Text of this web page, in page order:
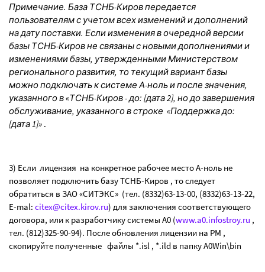
Примечание. База ТСНБ-Киров передается
пользователям с учетом всех изменений и дополнений
на дату поставки. Если изменения в очередной версии
базы ТСНБ-Киров не связаны с новыми дополнениями и
изменениями базы, утвержденными Министерством
регионального развития, то текущий вариант базы
можно подключать к системе А-ноль и после значения,
указанного в «ТСНБ-Киров - до: [дата 2], но до завершения
обслуживание, указанного в строке «Поддержка до:
[дата 1]» .
3) Если лицензия на конкретное рабочее место А-ноль не
позволяет подключить базу ТСНБ-Киров , то следует
обратиться в ЗАО «СИТЭКС» (тел. (8332)63-13-00, (8332)63-13-22,
E-mal: citex@citex.kirov.ru) для заключения соответствующего
договора, или к разработчику системы А0 (www.a0.infostroy.ru ,
тел. (812)325-90-94). После обновления лицензии на РМ ,
скопируйте полученные файлы *.isl , *.ild в папкуA0Win\bin